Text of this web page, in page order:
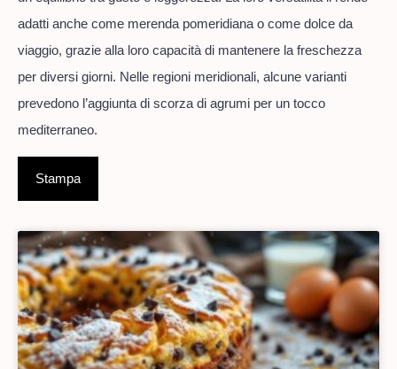
adatti anche come merenda pomeridiana o come dolce da
viaggio, grazie alla loro capacità di mantenere la freschezza
per diversi giorni. Nelle regioni meridionali, alcune varianti
prevedono l’aggiunta di scorza di agrumi per un tocco
mediterraneo.
Stampa